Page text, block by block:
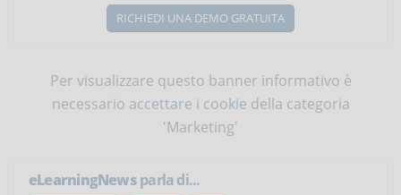
RICHIEDI UNA DEMO GRATUITA
Per visualizzare questo banner informativo è
necessario accettare i cookie della categoria
'Marketing'
eLearningNewsparla di...